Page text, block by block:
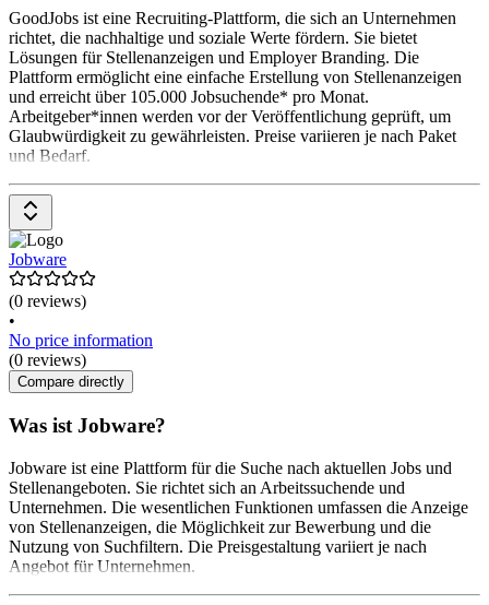
GoodJobs ist eine Recruiting-Plattform, die sich an Unternehmen
richtet, die nachhaltige und soziale Werte fördern. Sie bietet
Lösungen für Stellenanzeigen und Employer Branding. Die
Plattform ermöglicht eine einfache Erstellung von Stellenanzeigen
und erreicht über 105.000 Jobsuchende* pro Monat.
Arbeitgeber*innen werden vor der Veröffentlichung geprüft, um
Glaubwürdigkeit zu gewährleisten. Preise variieren je nach Paket
und Bedarf.
Jobware
(0 reviews)
•
No price information
(0 reviews)
Compare directly
Was ist Jobware?
Jobware ist eine Plattform für die Suche nach aktuellen Jobs und
Stellenangeboten. Sie richtet sich an Arbeitssuchende und
Unternehmen. Die wesentlichen Funktionen umfassen die Anzeige
von Stellenanzeigen, die Möglichkeit zur Bewerbung und die
Nutzung von Suchfiltern. Die Preisgestaltung variiert je nach
Angebot für Unternehmen.